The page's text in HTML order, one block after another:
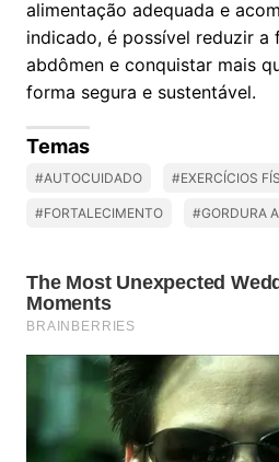
alimentação adequada e
indicado, é possível reduzir
abdômen e conquistar mais
forma segura e sustentável.
Temas
#AUTOCUIDADO #EXERCÍCIOS
#FORTALECIMENTO #GORDURA